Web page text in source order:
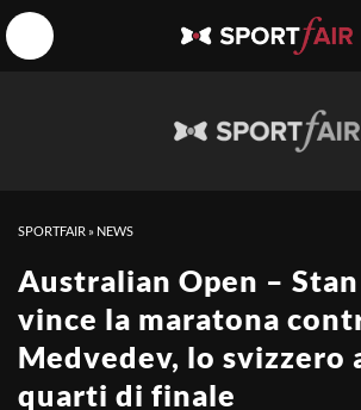
SPORTFAIR » NEWS
Australian Open –
vince la maratona
Medvedev, lo svizzero
quarti di finale